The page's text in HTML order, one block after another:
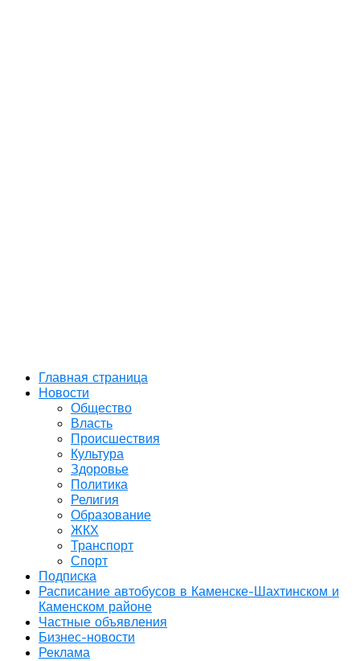
Главная страница
Новости
Общество
Власть
Происшествия
Культура
Здоровье
Политика
Религия
Образование
ЖКХ
Транспорт
Спорт
Подписка
Расписание автобусов в Каменске-Шахтинском и
Каменском районе
Частные объявления
Бизнес-новости
Реклама